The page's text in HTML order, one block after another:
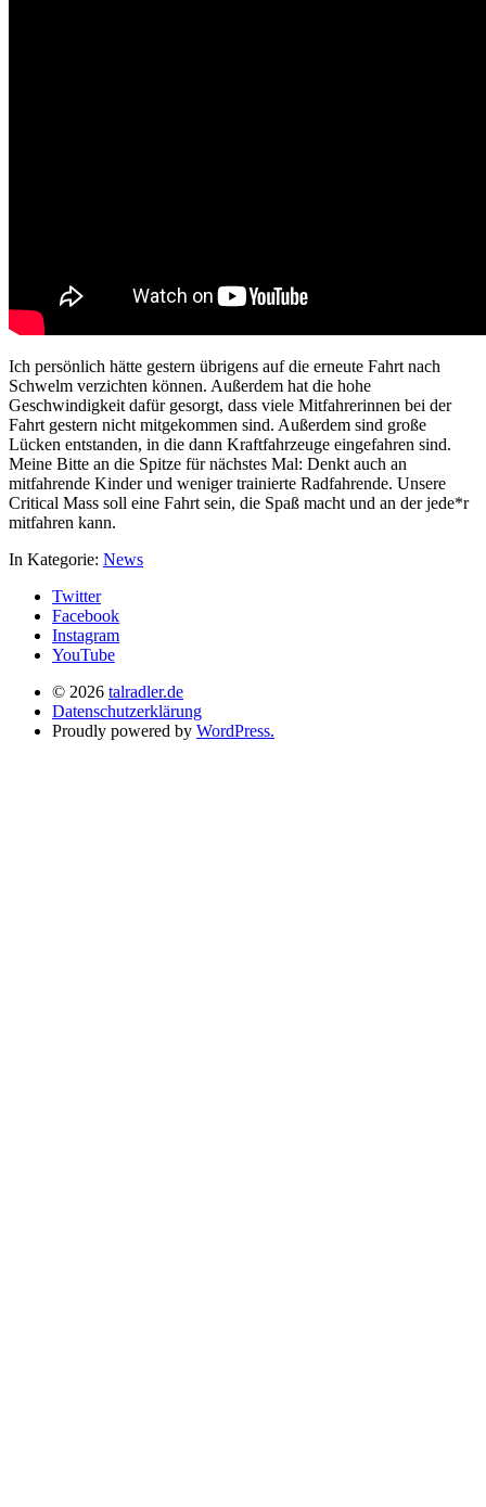
Ich persönlich hätte gestern übrigens auf die erneute Fahrt nach
Schwelm verzichten können. Außerdem hat die hohe
Geschwindigkeit dafür gesorgt, dass viele Mitfahrerinnen bei der
Fahrt gestern nicht mitgekommen sind. Außerdem sind große
Lücken entstanden, in die dann Kraftfahrzeuge eingefahren sind.
Meine Bitte an die Spitze für nächstes Mal: Denkt auch an
mitfahrende Kinder und weniger trainierte Radfahrende. Unsere
Critical Mass soll eine Fahrt sein, die Spaß macht und an der jede*r
mitfahren kann.
In Kategorie: News
Twitter
Facebook
Instagram
YouTube
© 2026 talradler.de
Datenschutzerklärung
Proudly powered by WordPress.